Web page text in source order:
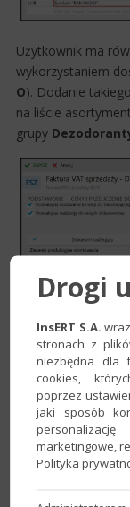
Użytkownik ma
wykorzystaniem
O). Dodanie
na liście
grupy
Dodatkowo
ma możliwość
Drogi
InsERT S.A.
stronach z
niezbędna dla
cookies,
poprzez
jaki sposób
marketingowe,
Polityka